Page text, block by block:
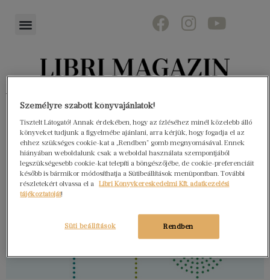
Személyre szabott könyvajánlatok!
Tisztelt Látogató! Annak érdekében, hogy az ízléséhez minél közelebb álló
könyveket tudjunk a figyelmébe ajánlani, arra kérjük, hogy fogadja el az
ehhez szükséges cookie-kat a „Rendben” gomb megnyomásával. Ennek
hiányában weboldalunk csak a weboldal használata szempontjából
legszükségesebb cookie-kat telepíti a böngészőjébe, de cookie-preferenciáit
később is bármikor módosíthatja a Sütibeállítások menüpontban. További
részletekért olvassa el a
Libri Könyvkereskedelmi Kft. adatkezelési
tájékoztatóját!
Rendben
Süti beállítások